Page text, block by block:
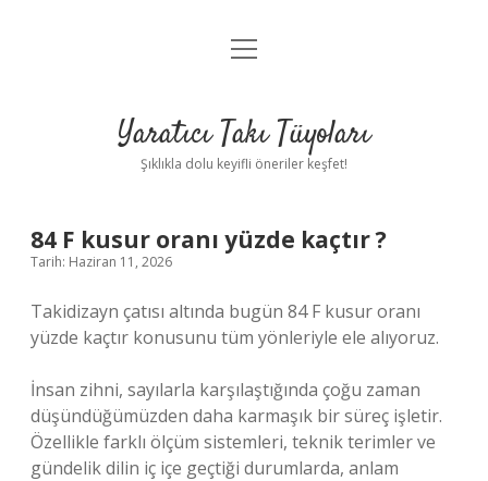
Anasayfa
Yasal Uyarı
menüyü
Yaratıcı Takı Tüyoları
Şıklıkla dolu keyifli öneriler keşfet!
84 F kusur oranı yüzde kaçtır ?
Tarih: Haziran 11, 2026
Takidizayn çatısı altında bugün 84 F kusur oranı
yüzde kaçtır konusunu tüm yönleriyle ele alıyoruz.
İnsan zihni, sayılarla karşılaştığında çoğu zaman
düşündüğümüzden daha karmaşık bir süreç işletir.
Özellikle farklı ölçüm sistemleri, teknik terimler ve
gündelik dilin iç içe geçtiği durumlarda, anlam